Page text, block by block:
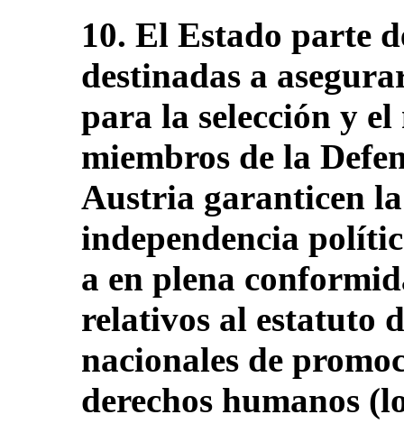
10. El Estado parte
destinadas a
para la selección y
miembros de la
Austria garanticen
independencia
a en plena
relativos al estatuto
nacionales de
derechos humanos